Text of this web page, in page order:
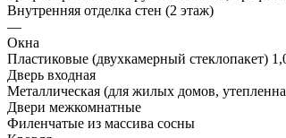
Внутренняя отделка стен (2 этаж)
—
Окна
Пластиковые (двухкамерный стеклопакет)
Дверь входная
Металлическая (для жилых домов,
Двери межкомнатные
Филенчатые из массива сосны